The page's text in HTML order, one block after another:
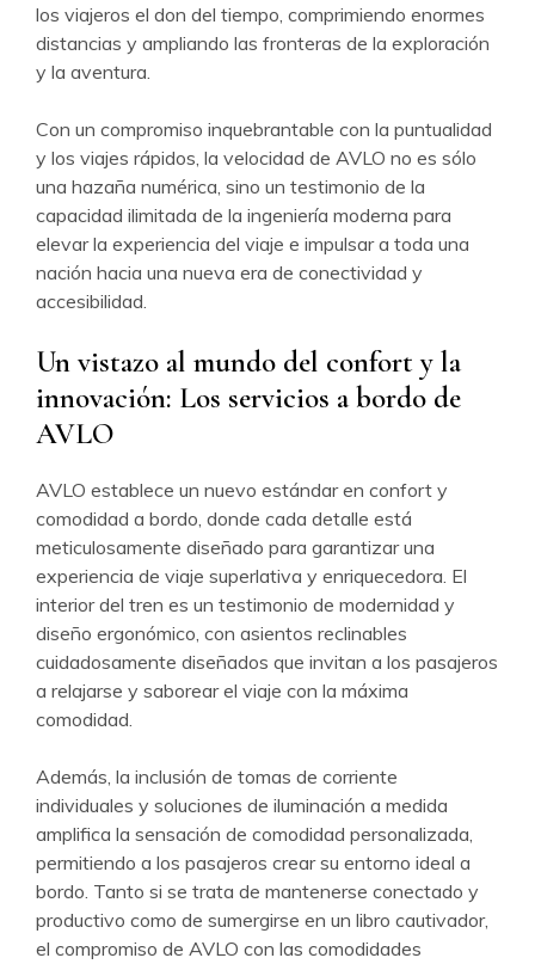
los viajeros el don del tiempo, comprimiendo enormes
distancias y ampliando las fronteras de la exploración
y la aventura.
Con un compromiso inquebrantable con la puntualidad
y los viajes rápidos, la velocidad de AVLO no es sólo
una hazaña numérica, sino un testimonio de la
capacidad ilimitada de la ingeniería moderna para
elevar la experiencia del viaje e impulsar a toda una
nación hacia una nueva era de conectividad y
accesibilidad.
Un vistazo al mundo del confort y la
innovación: Los servicios a bordo de
AVLO
AVLO establece un nuevo estándar en confort y
comodidad a bordo, donde cada detalle está
meticulosamente diseñado para garantizar una
experiencia de viaje superlativa y enriquecedora. El
interior del tren es un testimonio de modernidad y
diseño ergonómico, con asientos reclinables
cuidadosamente diseñados que invitan a los pasajeros
a relajarse y saborear el viaje con la máxima
comodidad.
Además, la inclusión de tomas de corriente
individuales y soluciones de iluminación a medida
amplifica la sensación de comodidad personalizada,
permitiendo a los pasajeros crear su entorno ideal a
bordo. Tanto si se trata de mantenerse conectado y
productivo como de sumergirse en un libro cautivador,
el compromiso de AVLO con las comodidades